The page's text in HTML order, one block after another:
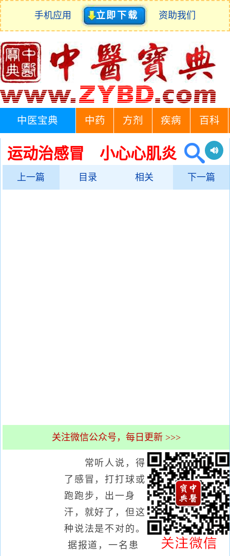
手机应用 立即下载 资助我们
中医宝典 中药 方剂 疾病 百科
运动治感冒 小心心肌炎
上一篇 目录 相关 下一篇
关注微信公众号，每日更新 >>>
常听人说，得
了感冒，打打球或
跑跑步，出一身
汗，就好了，但这
种说法是不对的。
据报道，一名患